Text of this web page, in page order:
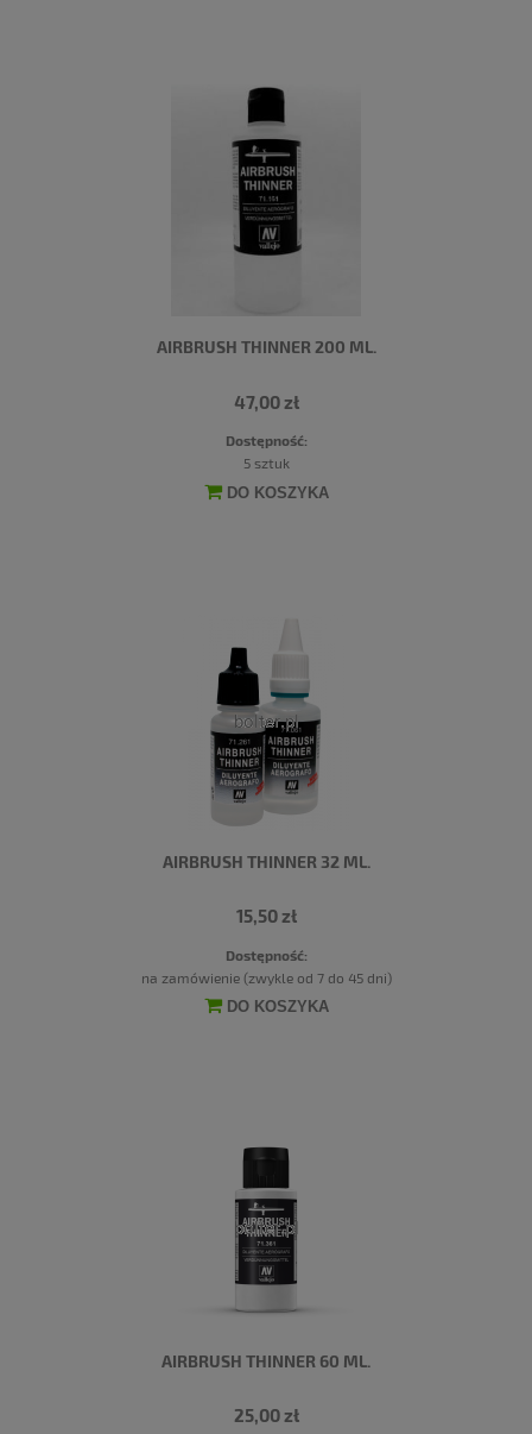
AIRBRUSH THINNER 200 ML.
47,00 zł
Dostępność:
5 sztuk
DO KOSZYKA
AIRBRUSH THINNER 32 ML.
15,50 zł
Dostępność:
na zamówienie (zwykle od 7 do 45 dni)
DO KOSZYKA
AIRBRUSH THINNER 60 ML.
25,00 zł